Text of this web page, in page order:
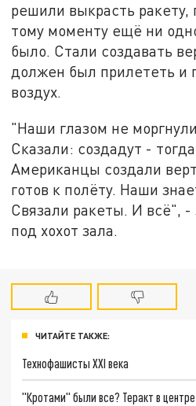
решили выкрасть ракету,
тому моменту ещё ни
было. Стали создавать
должен был прилететь и
воздух.
"Наши глазом не
Сказали: создадут -
Американцы создали
готов к полёту. Наши
Связали ракеты. И всё", -
под хохот зала.
ЧИТАЙТЕ ТАКЖЕ:
Технофашисты XXI века
"Кротами" были все? Теракт в